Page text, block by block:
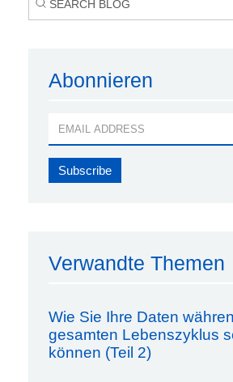
Abonnieren
Verwandte Themen
Wie Sie Ihre Daten
gesamten Lebenszyklus
können (Teil 2)